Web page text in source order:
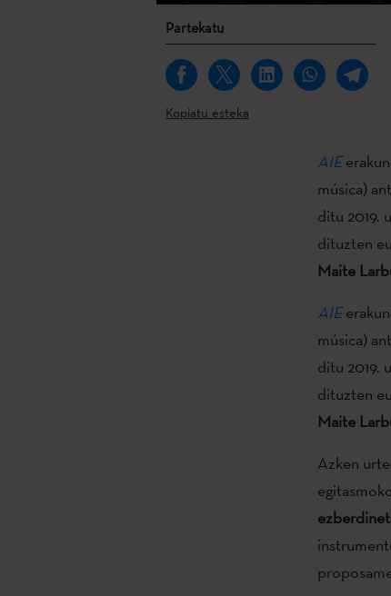
Partekatu
Kopiatu esteka
AIE
música)
ditu 2019.
dituzten
Maite
AIE
música)
ditu 2019.
dituzten
Maite
Azken